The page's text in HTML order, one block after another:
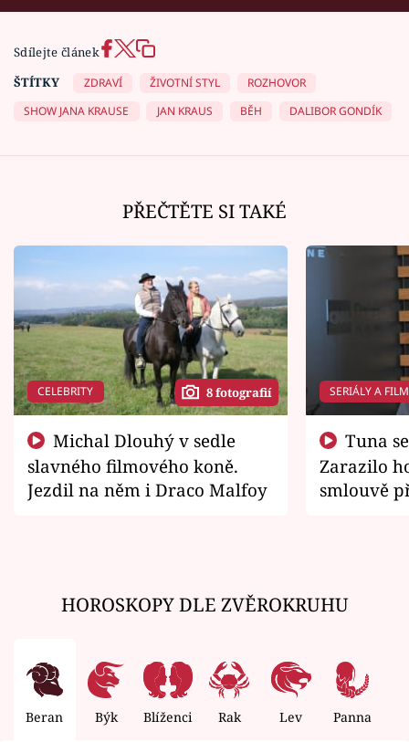
Sdílejte článek
ŠTÍTKY
ZDRAVÍ ŽIVOTNÍ STYL
ROZHOVOR
SHOW JANA KRAUSE
JAN KRAUS BĚH DALIBOR GONDÍK
PŘEČTĚTE SI TAKÉ
CELEBRITY 8 fotografií
slavného filmového koně.
Jezdil na něm i Draco Malfoy
SERIÁLY A
Zarazilo
smlouvě
HOROSKOPY DLE ZVĚROKRUHU
Beran Býk Blíženci Rak Lev Panna